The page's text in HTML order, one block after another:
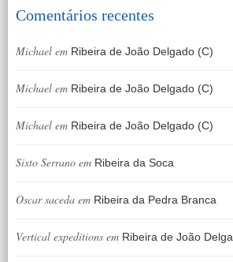
Comentários recentes
Michael em Ribeira de João Delgado (C)
Michael em Ribeira de João Delgado (C)
Michael em Ribeira de João Delgado (C)
Sixto Serrano em Ribeira da Soca
Oscar saceda em Ribeira da Pedra Branca
Vertical expeditions em Ribeira de João